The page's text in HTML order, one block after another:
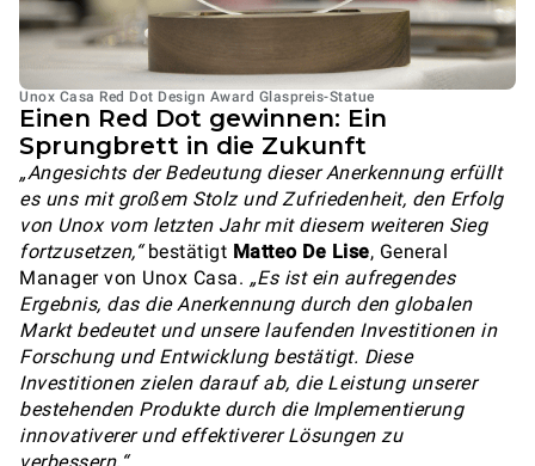
Unox Casa Red Dot Design Award Glaspreis-Statue
Einen Red Dot gewinnen: Ein
Sprungbrett in die Zukunft
„Angesichts der Bedeutung dieser Anerkennung erfüllt
es uns mit großem Stolz und Zufriedenheit, den Erfolg
von Unox vom letzten Jahr mit diesem weiteren Sieg
fortzusetzen,“bestätigt Matteo De Lise, General
Manager von Unox Casa. „Es ist ein aufregendes
Ergebnis, das die Anerkennung durch den globalen
Markt bedeutet und unsere laufenden Investitionen in
Forschung und Entwicklung bestätigt. Diese
Investitionen zielen darauf ab, die Leistung unserer
bestehenden Produkte durch die Implementierung
innovativerer und effektiverer Lösungen zu